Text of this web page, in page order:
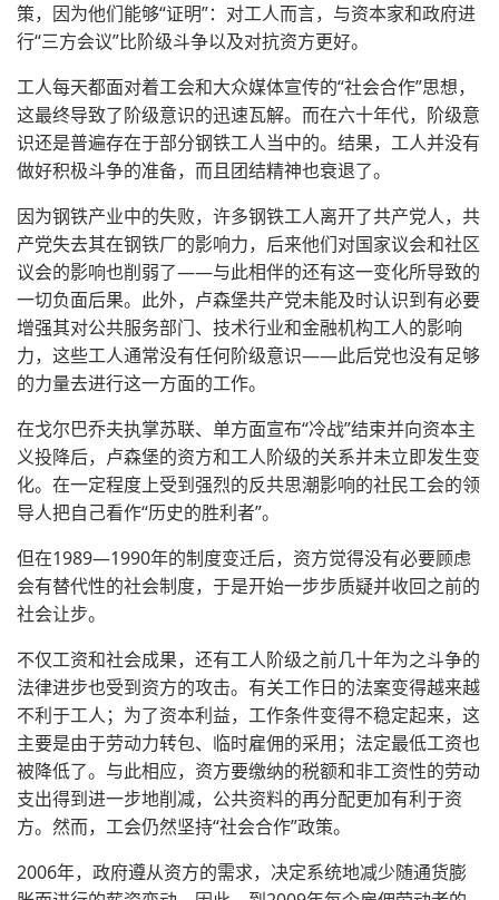
策，因为他们能够“证明”：对工人而言，与资本家和政府进
行“三方会议”比阶级斗争以及对抗资方更好。
工人每天都面对着工会和大众媒体宣传的“社会合作”思想，
这最终导致了阶级意识的迅速瓦解。而在六十年代，阶级意
识还是普遍存在于部分钢铁工人当中的。结果，工人并没有
做好积极斗争的准备，而且团结精神也衰退了。
因为钢铁产业中的失败，许多钢铁工人离开了共产党人，共
产党失去其在钢铁厂的影响力，后来他们对国家议会和社区
议会的影响也削弱了——与此相伴的还有这一变化所导致的
一切负面后果。此外，卢森堡共产党未能及时认识到有必要
增强其对公共服务部门、技术行业和金融机构工人的影响
力，这些工人通常没有任何阶级意识——此后党也没有足够
的力量去进行这一方面的工作。
在戈尔巴乔夫执掌苏联、单方面宣布“冷战”结束并向资本主
义投降后，卢森堡的资方和工人阶级的关系并未立即发生变
化。在一定程度上受到强烈的反共思潮影响的社民工会的领
导人把自己看作“历史的胜利者”。
但在1989—1990年的制度变迁后，资方觉得没有必要顾虑
会有替代性的社会制度，于是开始一步步质疑并收回之前的
社会让步。
不仅工资和社会成果，还有工人阶级之前几十年为之斗争的
法律进步也受到资方的攻击。有关工作日的法案变得越来越
不利于工人；为了资本利益，工作条件变得不稳定起来，这
主要是由于劳动力转包、临时雇佣的采用；法定最低工资也
被降低了。与此相应，资方要缴纳的税额和非工资性的劳动
支出得到进一步地削减，公共资料的再分配更加有利于资
方。然而，工会仍然坚持“社会合作”政策。
2006年，政府遵从资方的需求，决定系统地减少随通货膨